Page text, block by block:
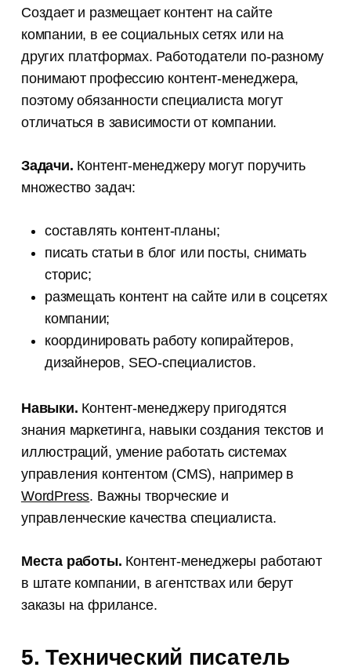
Создает и размещает контент на сайте
компании, в ее социальных сетях или на
других платформах. Работодатели по-разному
понимают профессию контент-менеджера,
поэтому обязанности специалиста могут
отличаться в зависимости от компании.
Задачи. Контент-менеджеру могут поручить
множество задач:
составлять контент-планы;
писать статьи в блог или посты, снимать
сторис;
размещать контент на сайте или в соцсетях
компании;
координировать работу копирайтеров,
дизайнеров, SEO-специалистов.
Навыки. Контент-менеджеру пригодятся
знания маркетинга, навыки создания текстов и
иллюстраций, умение работать системах
управления контентом (CMS), например в
WordPress. Важны творческие и
управленческие качества специалиста.
Места работы. Контент-менеджеры работают
в штате компании, в агентствах или берут
заказы на фрилансе.
5. Технический писатель